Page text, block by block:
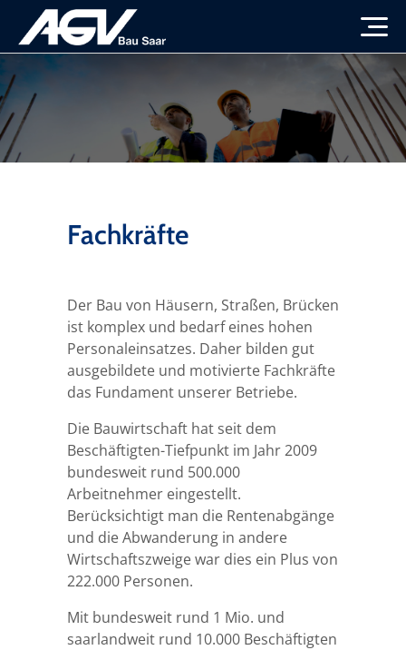
Startseite
Verband
Vorstand & Beirat
Ansprechpartner
Aktuelles
125 Jahre AGV Bau Saar
Fotos von Veranstaltungen
Übersicht
Wohnungsbau
Infrastruktur
Digitalisierung
Fachkräfte
Tarif & Sozialpolitik
Übersicht
Pressemeldungen
Pressefotos
Saar Bau Report
Mitglieder & Partner
Übersicht
Die saarländische Bauindustrie
Innungen & Fachgruppen
Gastmitglieder
VBS-Verband der Baustoffindustrie
Bauherren
Firmensuche
Sachverständige
Meisterhaft Bauen
Präqualifikation
Übersicht
Seminare
Azubi-Kampagne
Unser Ausbildungszentrum
Mitglied werden
Übersicht
Mitglied werden
Gastmitglied werden
Mitglieder Login
Kontakt
Seite durchsuchen
Fachkräfte
Der Bau von Häusern, Straßen, Brücken
ist komplex und bedarf eines hohen
Personaleinsatzes. Daher bilden gut
ausgebildete und motivierte Fachkräfte
das Fundament unserer Betriebe.
Die Bauwirtschaft hat seit dem
Beschäftigten-Tiefpunkt im Jahr 2009
bundesweit rund 500.000
Arbeitnehmer eingestellt.
Berücksichtigt man die Rentenabgänge
und die Abwanderung in andere
Wirtschaftszweige war dies ein Plus von
222.000 Personen.
Mit bundesweit rund 1 Mio. und
saarlandweit rund 10.000 Beschäftigten